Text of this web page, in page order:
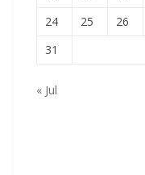
24
25 26
31
« Jul